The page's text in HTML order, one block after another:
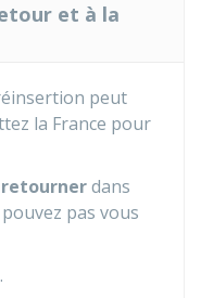
et à la
peut
la France pour
dans
pas vous
.